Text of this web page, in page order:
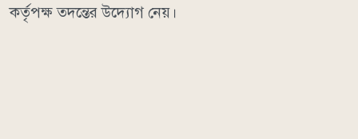
কর্তৃপক্ষ তদন্তের উদ্যোগ নেয়।